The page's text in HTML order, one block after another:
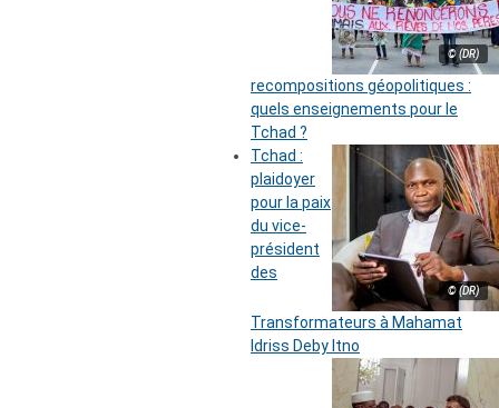
© (DR)
recompositions géopolitiques :
quels enseignements pour le
Tchad ?
© (DR)
Tchad :
plaidoyer
pour la paix
du vice-
président
des
Transformateurs à Mahamat
Idriss Deby Itno